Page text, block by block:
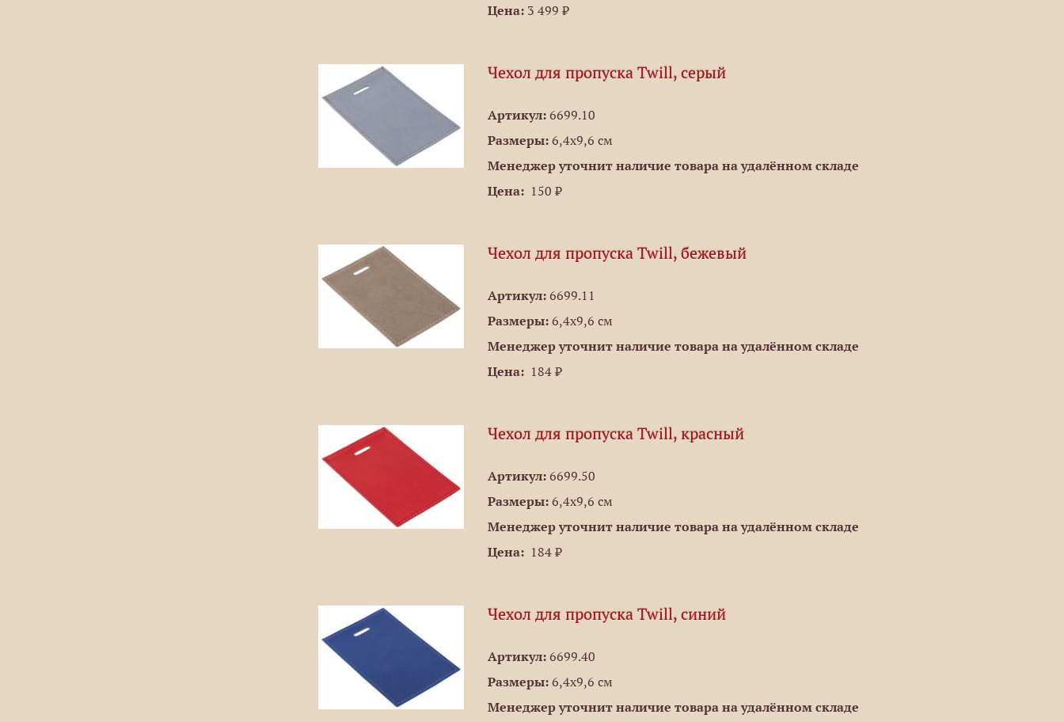
Цена:3 499 ₽
Чехол для пропуска Twill, серый
Артикул:6699.10
Размеры:6,4х9,6 см
Менеджер уточнит наличие товара на удалённом складе
Цена:150 ₽
Чехол для пропуска Twill, бежевый
Артикул:6699.11
Размеры:6,4х9,6 см
Менеджер уточнит наличие товара на удалённом складе
Цена:184 ₽
Чехол для пропуска Twill, красный
Артикул:6699.50
Размеры:6,4х9,6 см
Менеджер уточнит наличие товара на удалённом складе
Цена:184 ₽
Чехол для пропуска Twill, синий
Артикул:6699.40
Размеры:6,4х9,6 см
Менеджер уточнит наличие товара на удалённом складе